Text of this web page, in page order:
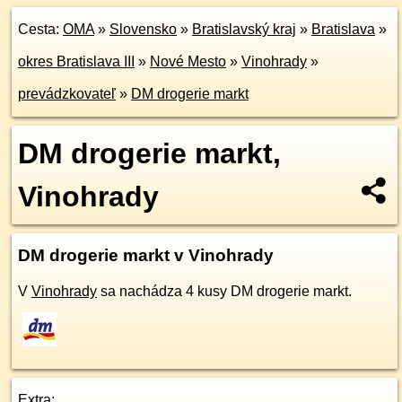
Cesta: OMA» Slovensko » Bratislavský kraj » Bratislava »
okres Bratislava III » Nové Mesto » Vinohrady »
prevádzkovateľ » DM drogerie markt
DM drogerie markt,
Vinohrady
DM drogerie markt v Vinohrady
V Vinohrady sa nachádza 4 kusy DM drogerie markt.